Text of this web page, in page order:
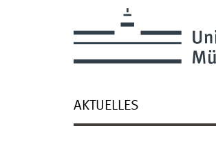
AKTUELLES